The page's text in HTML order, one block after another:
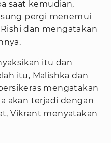
saat kemudian,
pergi menemui
dan mengatakan
itu dan
itu, Malishka dan
mengatakan
akan terjadi dengan
Vikrant menyatakan